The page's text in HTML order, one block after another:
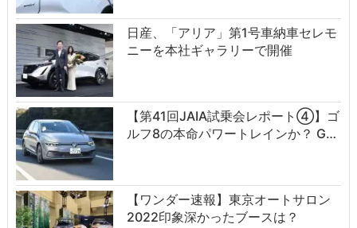
日産、「アリア」第1号車納車セレモ
ニーを本社ギャラリーで開催
【第41回JAIA試乗会レポート④】ゴ
ルフ8の本命パワートレインか？ G…
【ワンダー速報】東京オートサロン
2022印象深かったブースは？